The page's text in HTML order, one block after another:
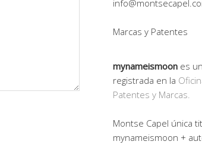
Marcas y Patentes
mynameismoon es
registrada en la
Patentes y Marcas.
Montse Capel única
mynameismoon +